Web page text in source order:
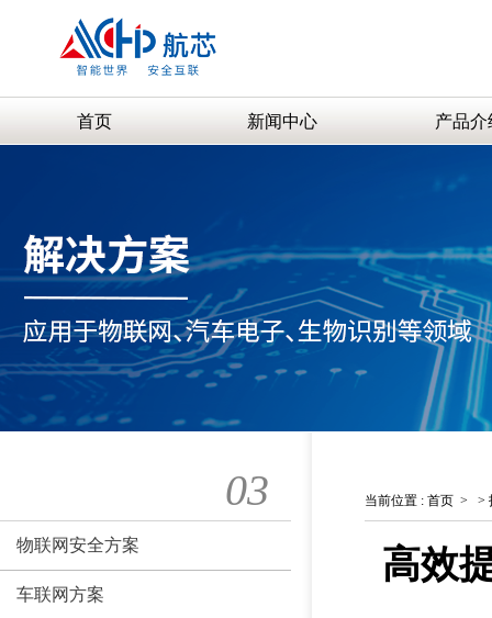
首页 新闻中心 产品介
03
物联网安全方案
车联网方案
当前位置 : 首页 > >
高效